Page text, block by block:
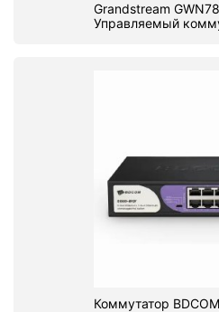
Grandstream
Управляемый
Коммутатор